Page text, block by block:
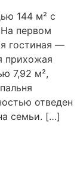
144 м² с
первом
гостиная —
прихожая
7,92 м²,
отведен
семьи. […]